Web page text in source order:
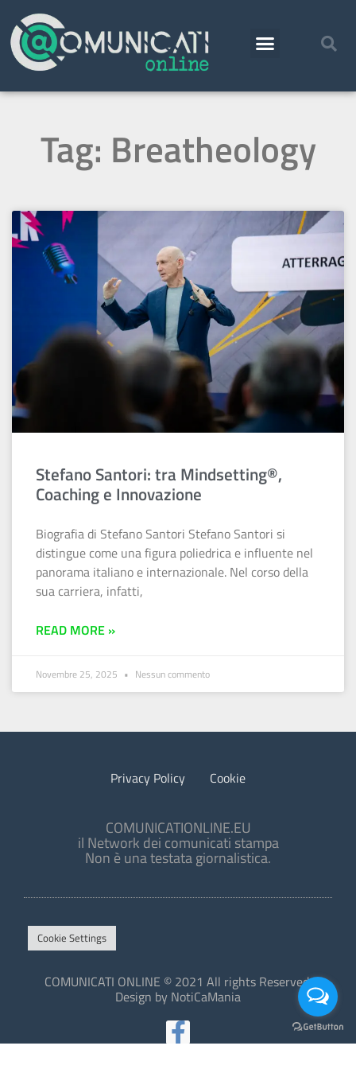
Tag: Breatheology
Stefano Santori: tra Mindsetting®,
Coaching e Innovazione
Biografia di Stefano Santori Stefano Santori si
distingue come una figura poliedrica e influente nel
panorama italiano e internazionale. Nel corso della
sua carriera, infatti,
READ MORE »
Novembre 25, 2025 Nessun commento
Privacy Policy Cookie
COMUNICATIONLINE.EU
il Network dei comunicati stampa
Non è una testata giornalistica.
Cookie Settings
COMUNICATI ONLINE © 2021 All rights Reserved.
Design by NotiCaMania